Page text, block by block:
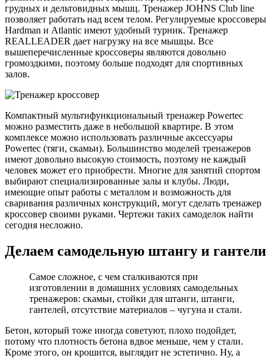
грудных и дельтовидных мышц. Тренажер JOHNS Club line
позволяет работать над всем телом. Регулируемые кроссоверы
Hardman и Atlantic имеют удобный турник. Тренажер
REALLEADER дает нагрузку на все мышцы. Все
вышеперечисленные кроссоверы являются довольно
громоздкими, поэтому больше подходят для спортивных
залов.
Компактный мультифункциональный тренажер Powertec
можно разместить даже в небольшой квартире. В этом
комплексе можно использовать различные аксессуары
Powertec (тяги, скамьи). Большинство моделей тренажеров
имеют довольно высокую стоимость, поэтому не каждый
человек может его приобрести. Многие для занятий спортом
выбирают специализированные залы и клубы. Люди,
имеющие опыт работы с металлом и возможность для
сваривания различных конструкций, могут сделать тренажер
кроссовер своими руками. Чертежи таких самоделок найти
сегодня несложно.
Делаем самодельную штангу и гантели
Самое сложное, с чем сталкиваются при
изготовлении в домашних условиях самодельных
тренажеров: скамьи, стойки для штанги, штанги,
гантелей, отсутствие материалов – чугуна и стали.
Бетон, который тоже иногда советуют, плохо подойдет,
потому что плотность бетона вдвое меньше, чем у стали.
Кроме этого, он крошится, выглядит не эстетично. Ну, а